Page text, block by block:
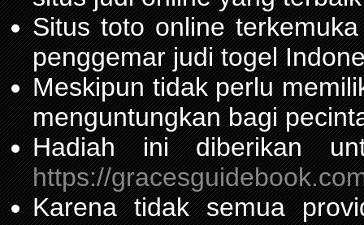
Situs toto online
penggemar judi togel
Meskipun tidak perlu
menguntungkan bagi
Hadiah ini diberikan
https://
Karena tidak semua